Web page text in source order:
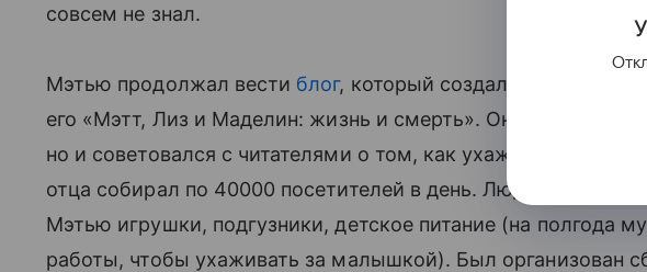
совсем не знал.
Мэтью продолжал вести блог, который создал еще при
его «Мэтт, Лиз и Маделин: жизнь и смерть». Он не только
но и советовался с читателями о том, как ухаживать за
отца собирал по 40000 посетителей в день. Люди из
Мэтью игрушки, подгузники, детское питание (на полгода
работы, чтобы ухаживать за малышкой). Был организован